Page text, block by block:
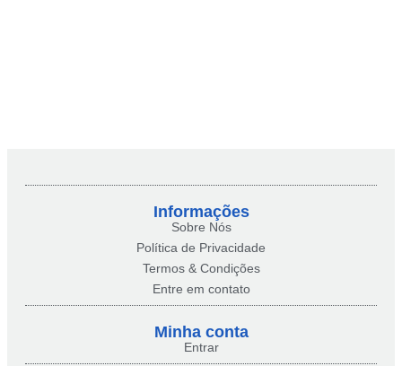
Informações
Sobre Nós
Política de Privacidade
Termos & Condições
Entre em contato
Minha conta​
Entrar